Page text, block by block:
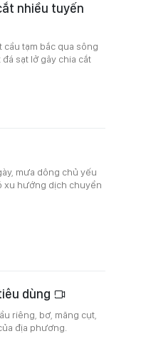
nhiều tuyến
tạm bắc qua sông
sạt lở gây chia cắt
mưa dông chủ yếu
xu hướng dịch chuyển
dùng
riêng, bơ, măng cụt,
địa phương.